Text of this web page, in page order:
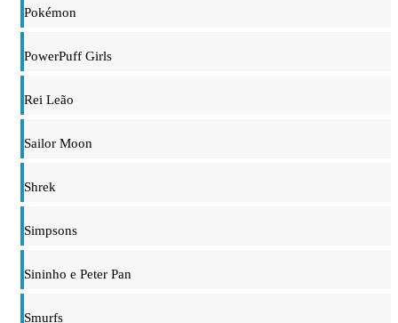
Pokémon
PowerPuff Girls
Rei Leão
Sailor Moon
Shrek
Simpsons
Sininho e Peter Pan
Smurfs